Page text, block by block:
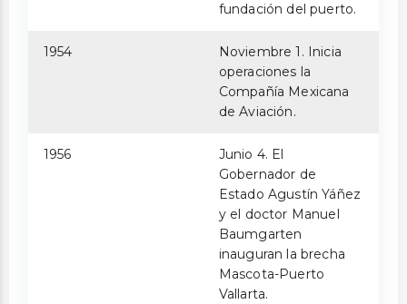
fundación del puerto.
1954
Noviembre 1. Inicia
operaciones la
Compañía Mexicana
de Aviación.
1956
Junio 4. El
Gobernador de
Estado Agustín Yáñez
y el doctor Manuel
Baumgarten
inauguran la brecha
Mascota-Puerto
Vallarta.